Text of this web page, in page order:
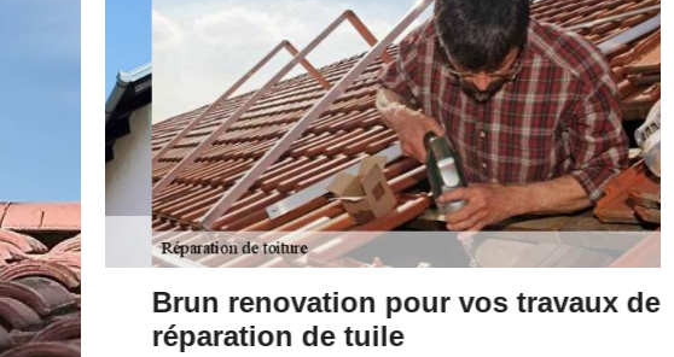
Brun renovation pour vos travaux de
réparation de tuile